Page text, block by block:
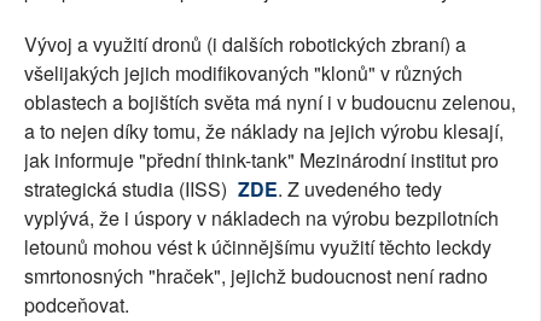
Vývoj a využití dronů (i dalších robotických zbraní) a
všelijakých jejich modifikovaných "klonů" v různých
oblastech a bojištích světa má nyní i v budoucnu zelenou,
a to nejen díky tomu, že náklady na jejich výrobu klesají,
jak informuje "přední think-tank" Mezinárodní institut pro
strategická studia (IISS) ZDE. Z uvedeného tedy
vyplývá, že i úspory v nákladech na výrobu bezpilotních
letounů mohou vést k účinnějšímu využití těchto leckdy
smrtonosných "hraček", jejichž budoucnost není radno
podceňovat.